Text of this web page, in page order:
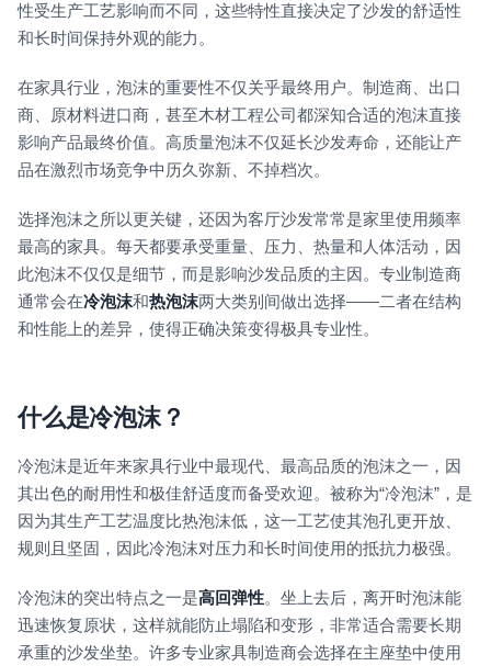
性受生产工艺影响而不同，这些特性直接决定了沙发的舒适性
和长时间保持外观的能力。
在家具行业，泡沫的重要性不仅关乎最终用户。制造商、出口
商、原材料进口商，甚至木材工程公司都深知合适的泡沫直接
影响产品最终价值。高质量泡沫不仅延长沙发寿命，还能让产
品在激烈市场竞争中历久弥新、不掉档次。
选择泡沫之所以更关键，还因为客厅沙发常常是家里使用频率
最高的家具。每天都要承受重量、压力、热量和人体活动，因
此泡沫不仅仅是细节，而是影响沙发品质的主因。专业制造商
通常会在冷泡沫和热泡沫两大类别间做出选择——二者在结构
和性能上的差异，使得正确决策变得极具专业性。
什么是冷泡沫？
冷泡沫是近年来家具行业中最现代、最高品质的泡沫之一，因
其出色的耐用性和极佳舒适度而备受欢迎。被称为“冷泡沫”，是
因为其生产工艺温度比热泡沫低，这一工艺使其泡孔更开放、
规则且坚固，因此冷泡沫对压力和长时间使用的抵抗力极强。
冷泡沫的突出特点之一是高回弹性。坐上去后，离开时泡沫能
迅速恢复原状，这样就能防止塌陷和变形，非常适合需要长期
承重的沙发坐垫。许多专业家具制造商会选择在主座垫中使用